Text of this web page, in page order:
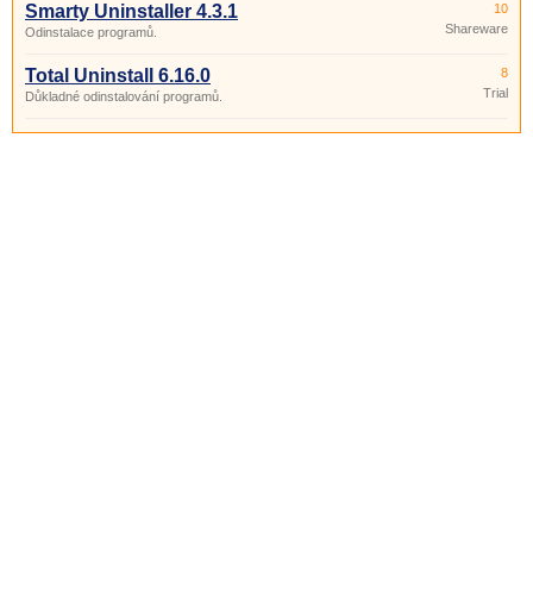
Smarty Uninstaller 4.3.1
Odinstalace programů.
10
Shareware
Total Uninstall 6.16.0
Důkladné odinstalování programů.
8
Trial